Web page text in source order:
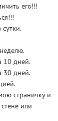
его!!!
10 дней.
30 дней.
страничку и
или